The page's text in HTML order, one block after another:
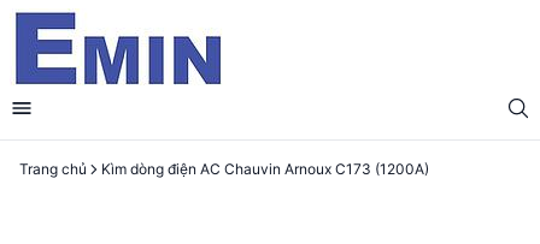
Trang chủ Kìm dòng điện AC Chauvin Arnoux C173 (1200A)